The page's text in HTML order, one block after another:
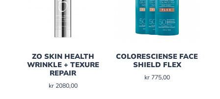
ZO SKIN HEALTH
WRINKLE + TEXURE
REPAIR
kr2080,00
COLORESCIENSE FACE
SHIELD FLEX
kr775,00